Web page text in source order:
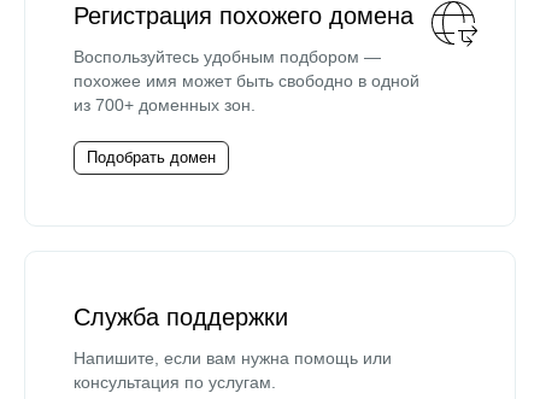
Регистрация похожего домена
Воспользуйтесь удобным подбором —
похожее имя может быть свободно в одной
из 700+ доменных зон.
Подобрать домен
Служба поддержки
Напишите, если вам нужна помощь или
консультация по услугам.